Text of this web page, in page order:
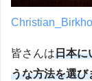
皆さんは日本に
うな方法を選び